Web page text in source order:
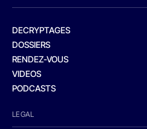
DECRYPTAGES
DOSSIERS
RENDEZ-VOUS
VIDEOS
PODCASTS
LEGAL